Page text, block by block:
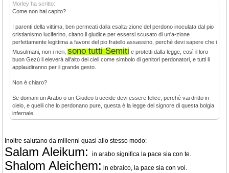
Morley ha scritto:
Come non hai capito?
I parenti della vittima, ben permeati dalla esalta-zione del perdono inoculata dal pio
cristianismo luciferino, citano il giudice per essersi scusato di un'a-zione
perfettamente legittima a favore del pio fratello assassino, perchè devi sapere che i
Musulmani, non i neri, sono tutti Semiti e protetti dalla legge, così il loro
buon Gezù li eleverà all'alto dei cieli come simbolo di genitori perdonatori, e tutti li
applaudiranno per il grande gesto.
Non è chiaro?
Se domani un Arabo o un Giudeo ti uccide devi essere felice, perchè vai dritto in
cielo, e quelli che lo perdonano pure, questa è la legge del signore di questa bolgia
infernale.
Inoltre salutano da millenni quasi allo stesso modo:
Salam Aleikum: in arabo significa la pace sia con te.
Shalom Aleichem: in ebraico, la pace sia con voi.